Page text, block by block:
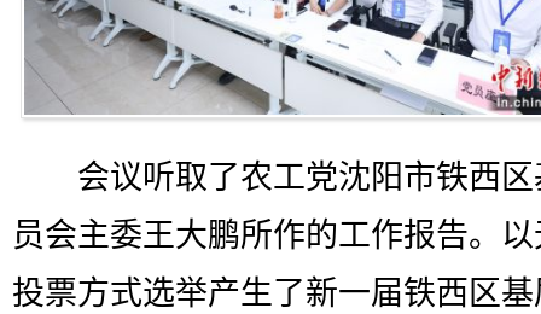
会议听取了农工党沈阳市铁西区
员会主委王大鹏所作的工作报告。
投票方式选举产生了新一届铁西区